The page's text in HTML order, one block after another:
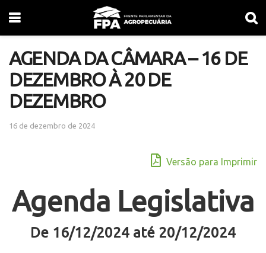
AGENDA DA CÂMARA – 16 DE
DEZEMBRO À 20 DE
DEZEMBRO
16 de dezembro de 2024
Versão para Imprimir
Agenda Legislativa
De 16/12/2024 até 20/12/2024